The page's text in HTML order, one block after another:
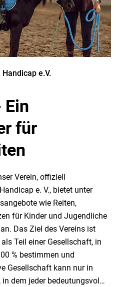
Ein
für
e.V.
Verein, offiziell
e. V., bietet unter
wie Reiten,
für Kinder und Jugendliche
Das Ziel des Vereins ist
Teil einer Gesellschaft, in
% bestimmen und
Gesellschaft kann nur in
dem jeder bedeutungsvol…